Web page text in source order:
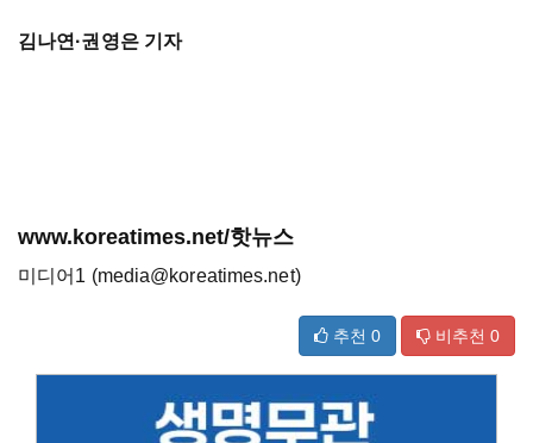
김나연·권영은 기자
www.koreatimes.net/핫뉴스
미디어1 (media@koreatimes.net)
추천 0 비추천 0